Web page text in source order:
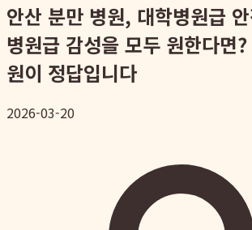
안산 분만 병원, 대학병원급
병원급 감성을 모두 원한다면
원이 정답입니다
2026-03-20